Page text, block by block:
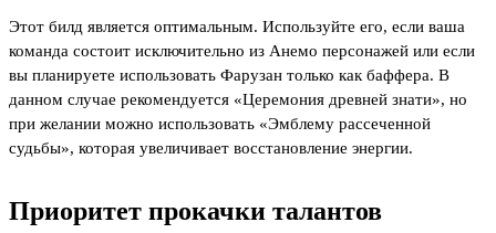
Этот билд является оптимальным. Используйте его, если ваша
команда состоит исключительно из Анемо персонажей или если
вы планируете использовать Фарузан только как баффера. В
данном случае рекомендуется «Церемония древней знати», но
при желании можно использовать «Эмблему рассеченной
судьбы», которая увеличивает восстановление энергии.
Приоритет прокачки талантов